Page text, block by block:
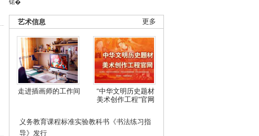
锘�
更多
艺术信息
走进插画师的工作间
“中华文明历史题材
美术创作工程”官网
义务教育课程标准实验教科书《书法练习指
导》发行